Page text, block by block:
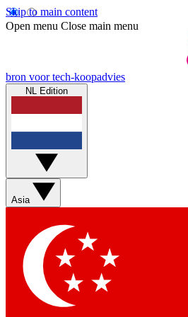
Skip to main content
Open menu Close main menu
bron voor tech-koopadvies
NL Edition
Asia